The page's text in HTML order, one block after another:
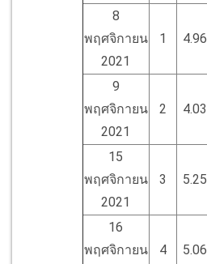
8
พฤศจิกายน
2021
1
9
พฤศจิกายน
2021
2
15
พฤศจิกายน
2021
3
16
พฤศจิกายน
4